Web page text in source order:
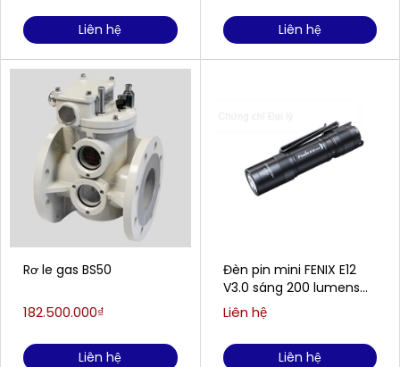
Liên hệ
Rơ le gas BS50
182.500.000₫
Liên hệ
Liên hệ
Đèn pin mini FENIX E12
V3.0 sáng 200 lumens
chiếu xa 78m
Liên hệ
Liên hệ